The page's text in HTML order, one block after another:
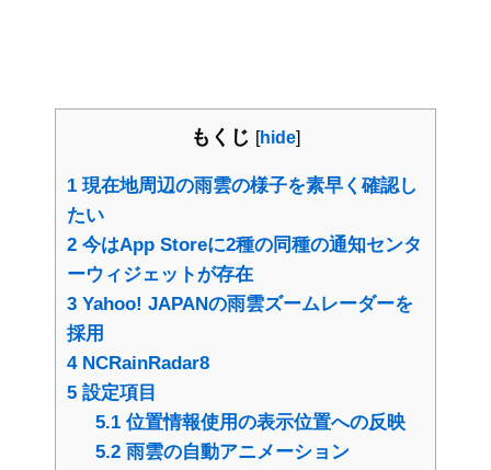
もくじ [hide]
1 現在地周辺の雨雲の様子を素早く確認し
たい
2 今はApp Storeに2種の同種の通知センタ
ーウィジェットが存在
3 Yahoo! JAPANの雨雲ズームレーダーを
採用
4NCRainRadar8
5 設定項目
5.1位置情報使用の表示位置への反映
5.2雨雲の自動アニメーション